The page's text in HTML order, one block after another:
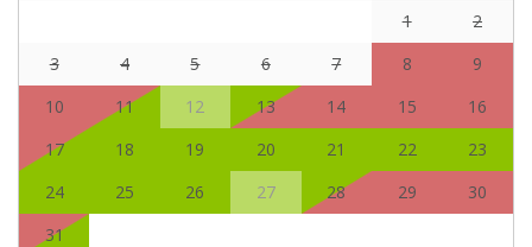
1
2
3
4 5 6 7 8
9
10
11 12 13 14 15
16
17
18 19 20 21 22
23
24
25 26 27 28 29
30
31